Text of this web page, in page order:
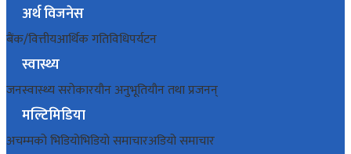
अर्थ विजनेस
बैंक/वित्तीयआर्थिक गतिविधिपर्यटन
स्वास्थ्य
जनस्वास्थ्य सरोकारयौन अनुभूतियौन तथा प्रजनन्
मल्टिमिडिया
अचम्मको भिडियोभिडियो समाचारअडियो समाचार